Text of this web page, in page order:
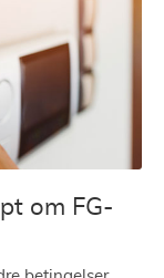
om FG-